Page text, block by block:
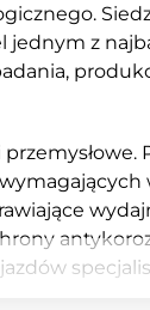
jednym z